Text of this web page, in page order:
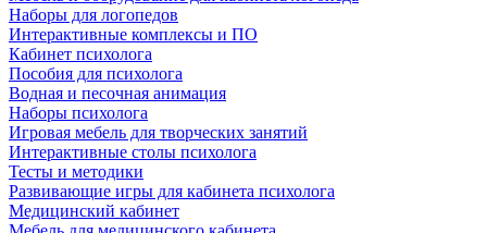
Наборы для логопедов
Интерактивные комплексы и ПО
Кабинет психолога
Пособия для психолога
Водная и песочная анимация
Наборы психолога
Игровая мебель для творческих занятий
Интерактивные столы психолога
Тесты и методики
Развивающие игры для кабинета психолога
Медицинский кабинет